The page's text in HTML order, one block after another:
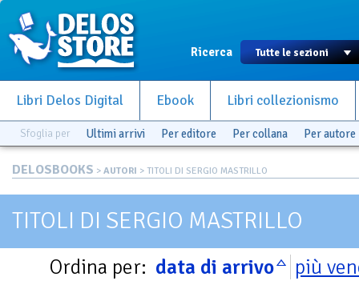
Ricerca
Libri Delos Digital Ebook Libri collezionismo
Sfoglia per Ultimi arrivi Per editore Per collana Per autore
DELOSBOOKS > AUTORI > TITOLI DI SERGIO MASTRILLO
TITOLI DI SERGIO MASTRILLO
Ordina per: data di arrivo più